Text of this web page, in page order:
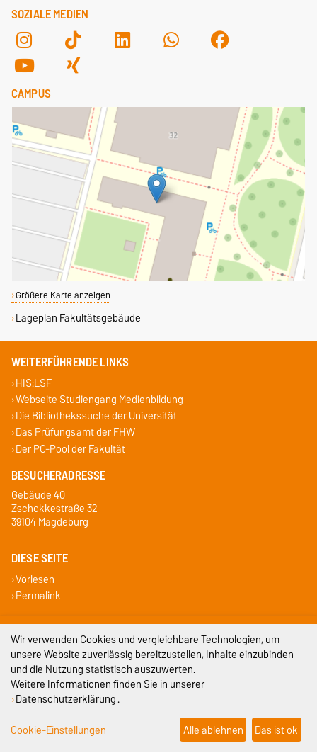
SOZIALE MEDIEN
CAMPUS
Größere Karte anzeigen
Lageplan Fakultätsgebäude
WEITERFÜHRENDE LINKS
HIS:LSF
Webseite Studiengang Medienbildung
Die Bibliothekssuche der Universität
Das Prüfungsamt der FHW
Der PC-Pool der Fakultät
BESUCHERADRESSE
Gebäude 40
Zschokkestraße 32
39104 Magdeburg
DIESE SEITE
Vorlesen
Permalink
Impressum
Datenschutz
Barrierefreiheit
Cookie-Einstellungen
Wir verwenden Cookies und vergleichbare Technologien, um
unsere Website zuverlässig bereitzustellen, Inhalte einzubinden
und die Nutzung statistisch auszuwerten.
Weitere Informationen finden Sie in unserer
Datenschutzerklärung.
Cookie-Einstellungen
Alle ablehnen Das ist ok